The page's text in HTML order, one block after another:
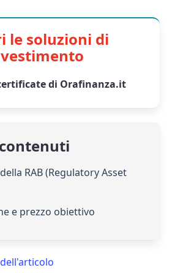
le soluzioni di
di Orafinanza.it
RAB (Regulatory Asset
e prezzo obiettivo